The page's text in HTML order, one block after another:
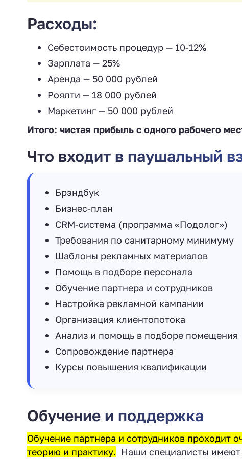
Расходы:
Себестоимость процедур — 10-12%
Зарплата — 25%
Аренда — 50 000 рублей
Роялти — 18 000 рублей
Маркетинг — 50 000 рублей
Итого: чистая прибыль с одного рабочего
Что входит в паушальный
Брэндбук
Бизнес-план
CRM-система (программа «Подолог»)
Требования по санитарному минимуму
Шаблоны рекламных материалов
Помощь в подборе персонала
Обучение партнера и сотрудников
Настройка рекламной кампании
Организация клиентопотока
Анализ и помощь в подборе помещения
Сопровождение партнера
Курсы повышения квалификации
Обучение и поддержка
Обучение партнера и сотрудников проходит
теорию и практику.
Наши специалисты